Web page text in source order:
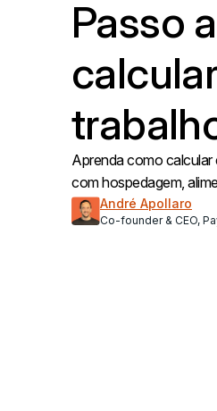
Passo
Aprenda como calcular
com hospedagem,
André Apollaro
Co-founder & CEO,